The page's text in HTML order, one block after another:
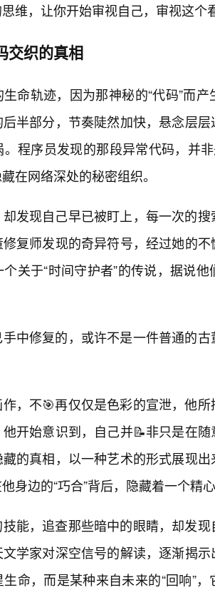
维，让你开始审视自己，审视这个
交织的真相
命轨迹，因为那神秘的“代码”而
半部分，节奏陡然加快，悬念层
程序员发现的那段异常代码，并
在网络深处的秘密组织。
发现自己早已被盯上，每一次的
复师发现的奇异符号，经过她的
关于“时间守护者”的传说，据说他
中修复的，或许不是一件普通的
，不🎯再仅仅是色彩的宣泄，他
开始意识到，自己并📝非只是在
的真相，以一种艺术的形式展现
身边的“巧合”背后，隐藏着一个精
能，追查那些暗中的眼睛，却发
学家对深空信号的解读，逐渐揭示
命，而是某种来自未来的“回响”